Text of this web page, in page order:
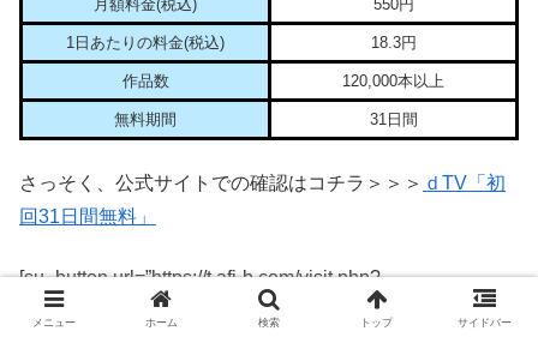
月額料金(税込) 550円
1日あたりの料金(税込) 18.3円
作品数 120,000本以上
無料期間 31日間
さっそく、公式サイトでの確認はコチラ＞＞＞ ｄTV「初
回31日間無料」
[su_button url=”https://t.afi-b.com/visit.php?
guid=ON&a=78280Y-M277281r&p=W611767o” size=”5″
メニュー ホーム 検索 トップ サイドバー